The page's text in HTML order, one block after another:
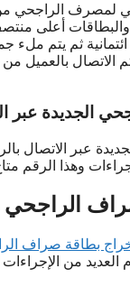
لمصرف الراجحي
أعلى
ثم يتم ملء
بالعميل
الجديدة عبر
وهذا الرقم
الراجحي
بطاقة صراف
العديد من